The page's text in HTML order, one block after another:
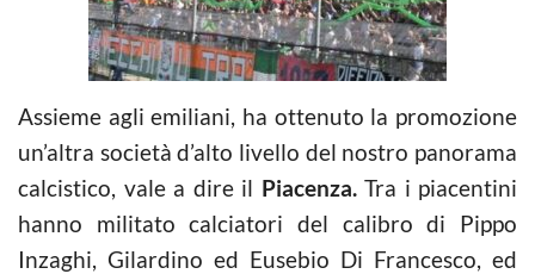
Assieme agli emiliani, ha ottenuto la promozione
un’altra società d’alto livello del nostro panorama
calcistico, vale a dire il Piacenza.Tra i piacentini
hanno militato calciatori del calibro di Pippo
Inzaghi, Gilardino ed Eusebio Di Francesco, ed